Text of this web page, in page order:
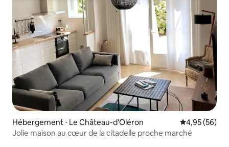
Hébergement ⋅ Le Château-d'Oléron Évaluation
4,95 (56)
Jolie maison au cœur de la citadelle proche marché